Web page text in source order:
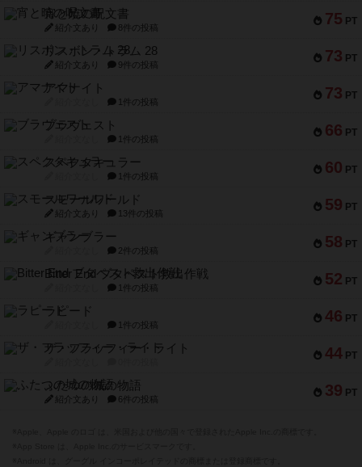
75 PT
宵と暁の呪文書
紹介文あり 8件の投稿
73 PT
リスボン・トラム 28
紹介文あり 9件の投稿
73 PT
アマナイト
1件の投稿
66 PT
ブラヴェスト
1件の投稿
60 PT
スペクタキュラー
1件の投稿
59 PT
スモールワールド
紹介文あり 13件の投稿
58 PT
ギャンブラー
2件の投稿
52 PT
Bitter End ブタペスト救出作戦
1件の投稿
46 PT
ラピード
1件の投稿
44 PT
ザ・フラッフィー・ライト
39 PT
ふたつの城の物語
紹介文あり 6件の投稿